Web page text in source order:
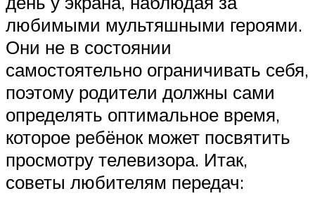
любимыми мультяшными героями.
Они не в состоянии
самостоятельно ограничивать себя,
поэтому родители должны сами
определять оптимальное время,
которое ребёнок может посвятить
просмотру телевизора. Итак,
советы любителям передач: